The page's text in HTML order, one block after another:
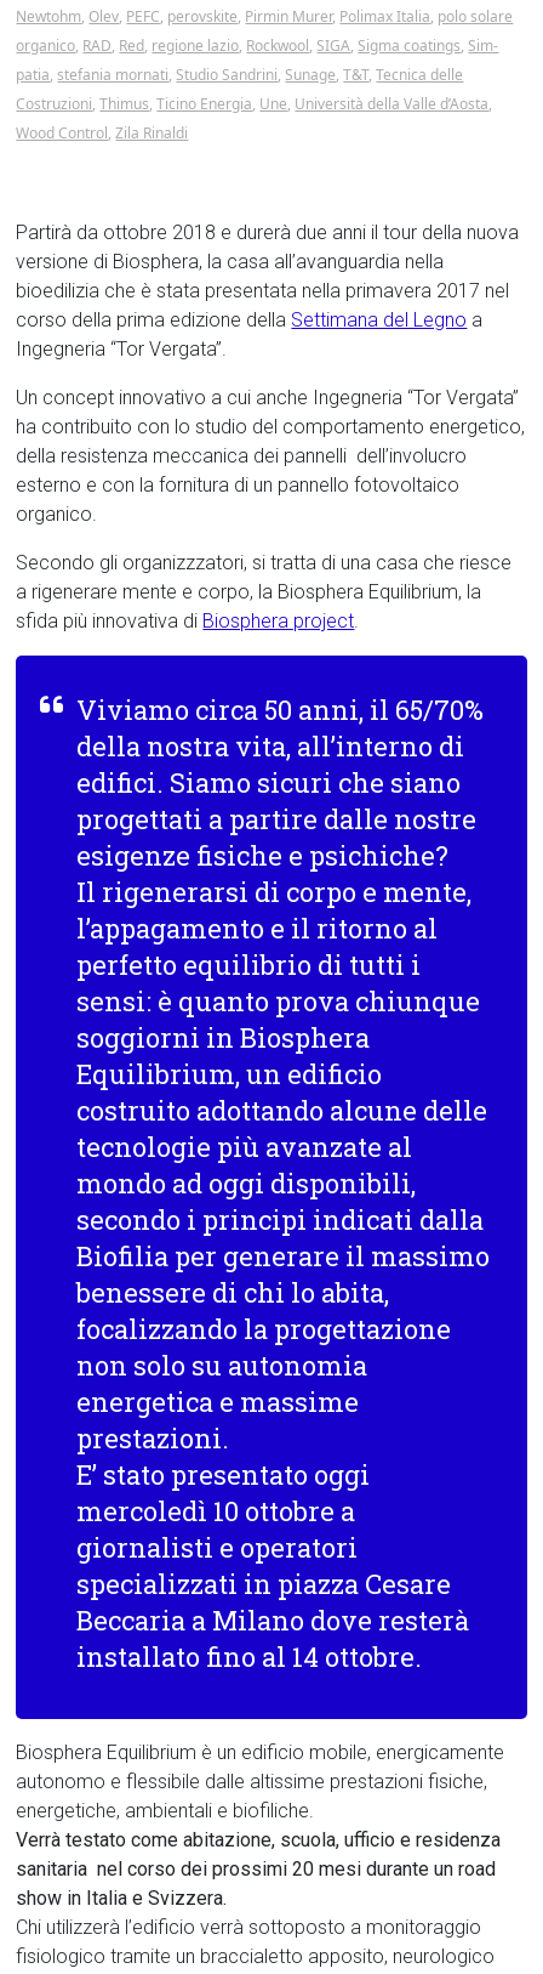
Newtohm, Olev, PEFC, perovskite, Pirmin Murer, Polimax Italia, polo solare
organico, RAD, Red, regione lazio, Rockwool, SIGA, Sigma coatings, Sim-
patia,stefania mornati, Studio Sandrini, Sunage,T&T,Tecnica delle
Costruzioni,Thimus,Ticino Energia, Une, Università della Valle d’Aosta,
Wood Control,Zila Rinaldi
Partirà da ottobre 2018 e durerà due anni il tour della nuova
versione di Biosphera, la casa all’avanguardia nella
bioedilizia che è stata presentata nella primavera 2017 nel
corso della prima edizione della Settimana del Legno a
Ingegneria “Tor Vergata”.
Un concept innovativo a cui anche Ingegneria “Tor Vergata”
ha contribuito con lo studio del comportamento energetico,
della resistenza meccanica dei pannelli dell’involucro
esterno e con la fornitura di un pannello fotovoltaico
organico.
Secondo gli organizzzatori, si tratta di una casa che riesce
a rigenerare mente e corpo, la Biosphera Equilibrium, la
sfida più innovativa di Biosphera project.
Viviamo circa 50 anni, il 65/70%
della nostra vita, all’interno di
edifici. Siamo sicuri che siano
progettati a partire dalle nostre
esigenze fisiche e psichiche?
Il rigenerarsi di corpo e mente,
l’appagamento e il ritorno al
perfetto equilibrio di tutti i
sensi: è quanto prova chiunque
soggiorni in Biosphera
Equilibrium, un edificio
costruito adottando alcune delle
tecnologie più avanzate al
mondo ad oggi disponibili,
secondo i principi indicati dalla
Biofilia per generare il massimo
benessere di chi lo abita,
focalizzando la progettazione
non solo su autonomia
energetica e massime
prestazioni.
E’ stato presentato oggi
mercoledì 10 ottobre a
giornalisti e operatori
specializzati in piazza Cesare
Beccaria a Milano dove resterà
installato fino al 14 ottobre.
Biosphera Equilibrium è un edificio mobile, energicamente
autonomo e flessibile dalle altissime prestazioni fisiche,
energetiche, ambientali e biofiliche.
Verrà testato come abitazione, scuola, ufficio e residenza
sanitaria nel corso dei prossimi 20 mesi durante un road
show in Italia e Svizzera.
Chi utilizzerà l’edificio verrà sottoposto a monitoraggio
fisiologico tramite un braccialetto apposito, neurologico